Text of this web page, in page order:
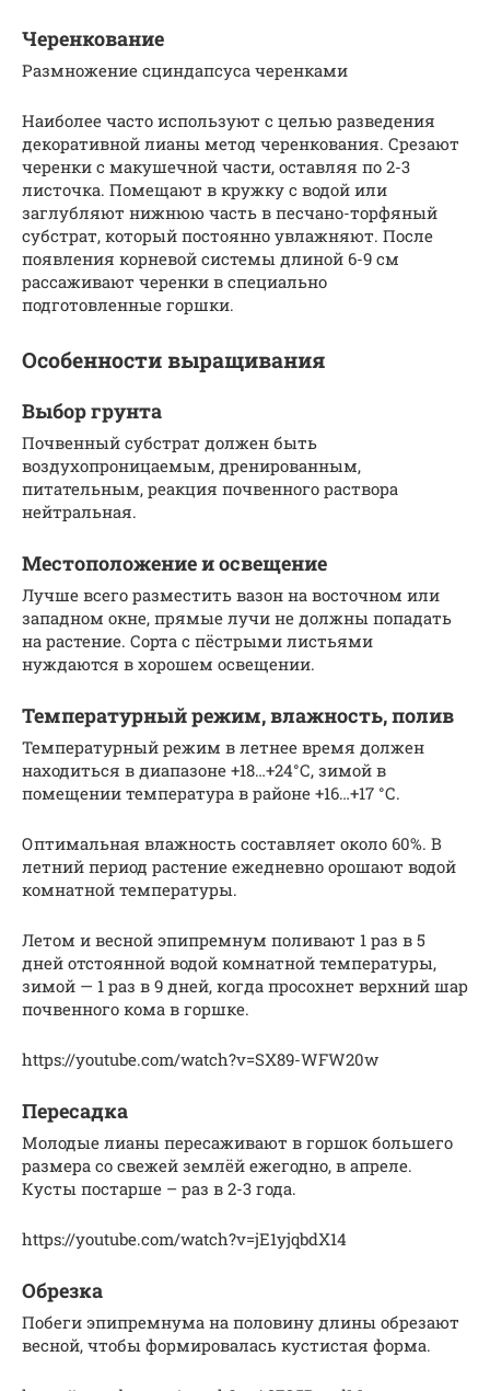
Черенкование
Размножение сциндапсуса черенками
Наиболее часто используют с целью разведения
декоративной лианы метод черенкования. Срезают
черенки с макушечной части, оставляя по 2-3
листочка. Помещают в кружку с водой или
заглубляют нижнюю часть в песчано-торфяный
субстрат, который постоянно увлажняют. После
появления корневой системы длиной 6-9 см
рассаживают черенки в специально
подготовленные горшки.
Особенности выращивания
Выбор грунта
Почвенный субстрат должен быть
воздухопроницаемым, дренированным,
питательным, реакция почвенного раствора
нейтральная.
Местоположение и освещение
Лучше всего разместить вазон на восточном или
западном окне, прямые лучи не должны попадать
на растение. Сорта с пёстрыми листьями
нуждаются в хорошем освещении.
Температурный режим, влажность, полив
Температурный режим в летнее время должен
находиться в диапазоне +18…+24°С, зимой в
помещении температура в районе +16…+17 °С.
Оптимальная влажность составляет около 60%. В
летний период растение ежедневно орошают водой
комнатной температуры.
Летом и весной эпипремнум поливают 1 раз в 5
дней отстоянной водой комнатной температуры,
зимой — 1 раз в 9 дней, когда просохнет верхний шар
почвенного кома в горшке.
https://youtube.com/watch?v=SX89-WFW20w
Пересадка
Молодые лианы пересаживают в горшок большего
размера со свежей землёй ежегодно, в апреле.
Кусты постарше – раз в 2-3 года.
https://youtube.com/watch?v=jE1yjqbdX14
Обрезка
Побеги эпипремнума на половину длины обрезают
весной, чтобы формировалась кустистая форма.